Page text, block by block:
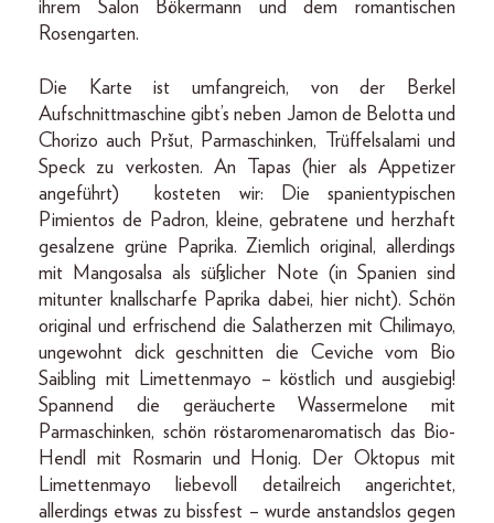
ihrem Salon Bökermann und dem romantischen
Rosengarten.
Die Karte ist umfangreich, von der Berkel
Aufschnittmaschine gibt’s neben Jamon de Belotta und
Chorizo auch Pršut, Parmaschinken, Trüffelsalami und
Speck zu verkosten. An Tapas (hier als Appetizer
angeführt) kosteten wir: Die spanientypischen
Pimientos de Padron, kleine, gebratene und herzhaft
gesalzene grüne Paprika. Ziemlich original, allerdings
mit Mangosalsa als süßlicher Note (in Spanien sind
mitunter knallscharfe Paprika dabei, hier nicht). Schön
original und erfrischend die Salatherzen mit Chilimayo,
ungewohnt dick geschnitten die Ceviche vom Bio
Saibling mit Limettenmayo – köstlich und ausgiebig!
Spannend die geräucherte Wassermelone mit
Parmaschinken, schön röstaromenaromatisch das Bio-
Hendl mit Rosmarin und Honig. Der Oktopus mit
Limettenmayo liebevoll detailreich angerichtet,
allerdings etwas zu bissfest – wurde anstandslos gegen